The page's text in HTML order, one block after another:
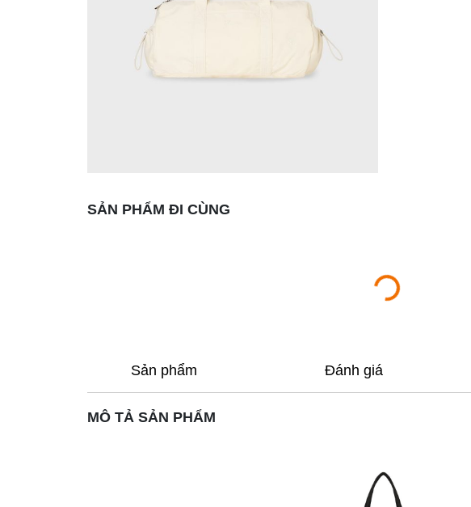
SẢN PHẨM ĐI CÙNG
Sản phẩm Đánh giá
MÔ TẢ SẢN PHẨM